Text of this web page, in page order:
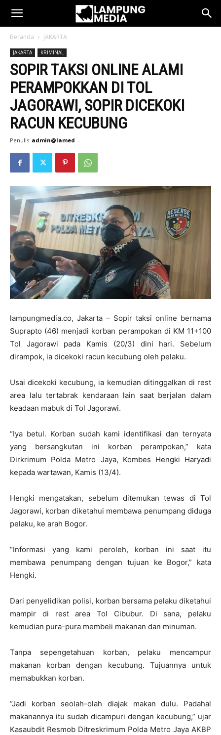
Beranda JAKARTA
JAKARTA KRIMINAL
SOPIR TAKSI ONLINE ALAMI
PERAMPOKKAN DI TOL
JAGORAWI, SOPIR DICEKOKI
RACUN KECUBUNG
Penulis admin@lamed -
lampungmedia.co, Jakarta – Sopir taksi online bernama
Suprapto (46) menjadi korban perampokan di KM 11+100
Tol Jagorawi pada Kamis (20/3) dini hari. Sebelum
dirampok, ia dicekoki racun kecubung oleh pelaku.
Usai dicekoki kecubung, ia kemudian ditinggalkan di rest
area lalu tertabrak kendaraan lain saat berjalan dalam
keadaan mabuk di Tol Jagorawi.
“Iya betul. Korban sudah kami identifikasi dan ternyata
yang bersangkutan ini korban perampokan,” kata
Dirkrimum Polda Metro Jaya, Kombes Hengki Haryadi
kepada wartawan, Kamis (13/4).
Hengki mengatakan, sebelum ditemukan tewas di Tol
Jagorawi, korban diketahui membawa penumpang diduga
pelaku, ke arah Bogor.
“Informasi yang kami peroleh, korban ini saat itu
membawa penumpang dengan tujuan ke Bogor,” kata
Hengki.
Dari penyelidikan polisi, korban bersama pelaku diketahui
mampir di rest area Tol Cibubur. Di sana, pelaku
kemudian pura-pura membeli makanan dan minuman.
Tanpa sepengetahuan korban, pelaku mencampur
makanan korban dengan kecubung. Tujuannya untuk
memabukkan korban.
“Jadi korban seolah-olah diajak makan dulu. Padahal
makanannya itu sudah dicampuri dengan kecubung,” ujar
Kasaubdit Resmob Ditreskrimum Polda Metro Jaya AKBP